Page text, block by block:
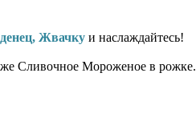
Жвачку и наслаждайтесь!
Сливочное Мороженое в рожке.